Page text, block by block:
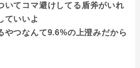
いてコマ避けしてる盾斧がいれ
ていいよ
やつなんて9.6%の上澄みだから